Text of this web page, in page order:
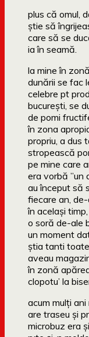
plus că omul,
știe să
care să se
ia în seamă.
la mine în
dunării se fac
celebre pt
bucurești, se
de pomi
în zona
propriu, a dus
stropească
pe mine care
era vorbă ”un
au început să
fiecare an,
în același
o soră de-ale
un moment
știa tanti
aveau
în zonă
clopotu’ la
acum mulți
are traseu și
microbuz era